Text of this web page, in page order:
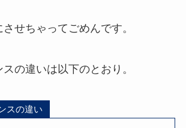
せちゃってごめんです。
の違いは以下のとおり。
スの違い